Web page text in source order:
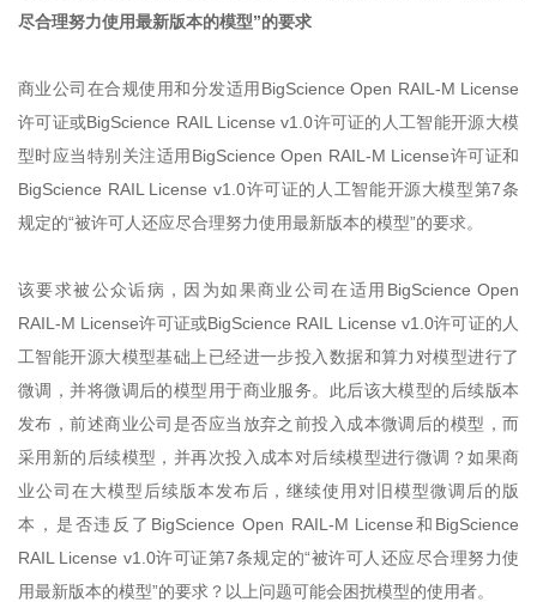
尽合理努力使用最新版本的模型”的要求
商业公司在合规使用和分发适用BigScience Open RAIL-M License
许可证或BigScience RAIL License v1.0许可证的人工智能开源大模
型时应当特别关注适用BigScience Open RAIL-M License许可证和
BigScience RAIL License v1.0许可证的人工智能开源大模型第7条
规定的“被许可人还应尽合理努力使用最新版本的模型”的要求。
该要求被公众诟病，因为如果商业公司在适用BigScience Open
RAIL-M License许可证或BigScience RAIL License v1.0许可证的人
工智能开源大模型基础上已经进一步投入数据和算力对模型进行了
微调，并将微调后的模型用于商业服务。此后该大模型的后续版本
发布，前述商业公司是否应当放弃之前投入成本微调后的模型，而
采用新的后续模型，并再次投入成本对后续模型进行微调？如果商
业公司在大模型后续版本发布后，继续使用对旧模型微调后的版
本，是否违反了BigScience Open RAIL-M License和BigScience
RAIL License v1.0许可证第7条规定的“被许可人还应尽合理努力使
用最新版本的模型”的要求？以上问题可能会困扰模型的使用者。